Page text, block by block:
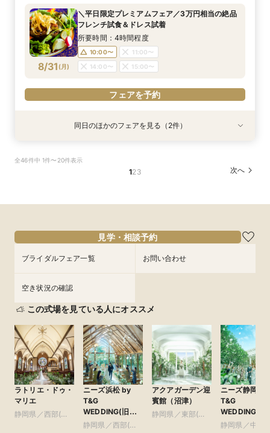
8/29(土)
9:00〜
10:00〜
14:00〜
15:00〜
フェアを予約
8/29(土)
10:00〜
フェアを予約
8/29(土)
9:00〜
10:00〜
14:00〜
15:00〜
フェアを予約
8/29(土)
9:00〜
10:00〜
14:00〜
15:00〜
フェアを予約
8/31 (月)
＼平日限定プレミアムフェア／3万円相当の絶品
フレンチ試食＆ドレス試着
所要時間：4時間程度
10:00〜
11:00〜
14:00〜
15:00〜
フェアを予約
8/31
のクイックフェア♦初めての見学にもおすすめ♦
フェアを予約
8/31
へ】ドレス試着×絶品試食フェア
フェアを予約
同日のほかのフェアを見る（2件）
全46件中 1件〜20件表示
123 次へ
見学・相談予約
ブライダルフェア一覧 お問い合わせ
空き状況の確認
この式場を見ている人にオススメ
ラトリエ・ドゥ・
マリエ
静岡県／西部(浜
ニーズ浜松 by
T&G
WEDDING(旧
アーセンティア迎
静岡県／西部(浜
アクアガーデン迎
賓館（沼津）
静岡県／東部(富
ニーズ静岡 by
T&G
WEDDING(旧
アーセンティ
静岡県／中部(